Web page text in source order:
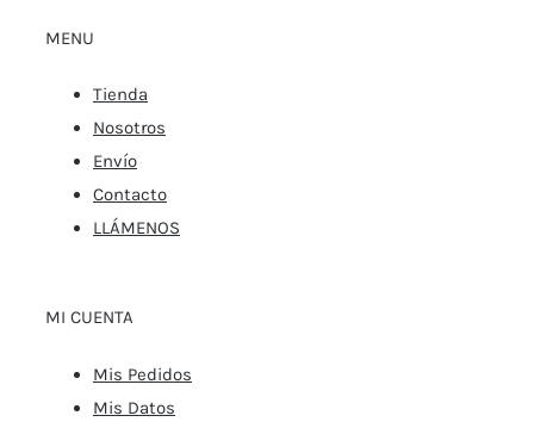
MENU
Tienda
Nosotros
Envío
Contacto
LLÁMENOS
MI CUENTA
Mis Pedidos
Mis Datos